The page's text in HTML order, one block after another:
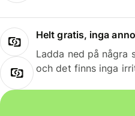
Helt gratis, inga
Ladda ned på några
och det finns inga